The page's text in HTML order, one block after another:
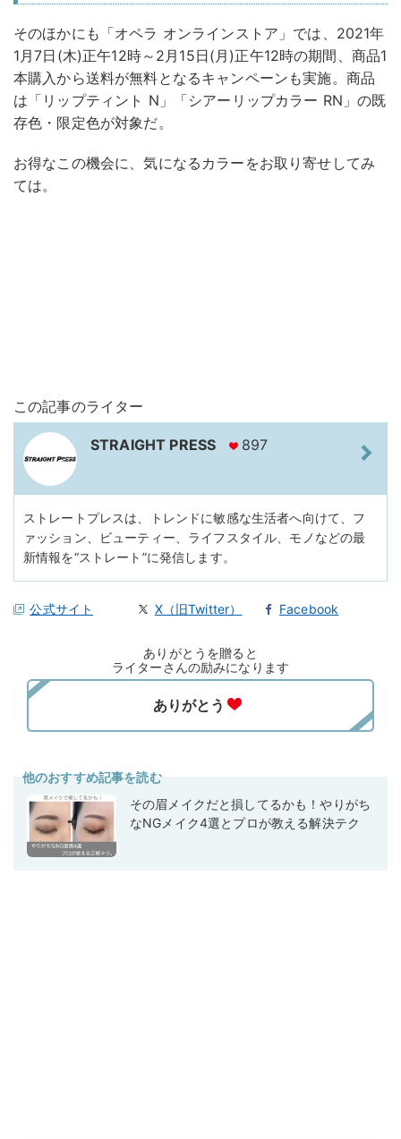
そのほかにも「オペラ オンラインストア」では、2021年
1月7日(木)正午12時～2月15日(月)正午12時の期間、商品1
本購入から送料が無料となるキャンペーンも実施。商品
は「リップティント N」「シアーリップカラー RN」の既
存色・限定色が対象だ。
お得なこの機会に、気になるカラーをお取り寄せしてみ
ては。
この記事のライター
STRAIGHT PRESS 897
ストレートプレスは、トレンドに敏感な生活者へ向けて、フ
ァッション、ビューティー、ライフスタイル、モノなどの最
新情報を“ストレート”に発信します。
公式サイト X（旧Twitter） Facebook
ありがとうを贈ると
ライターさんの励みになります
他のおすすめ記事を読む
その眉メイクだと損してるかも！やりがち
なNGメイク4選とプロが教える解決テク